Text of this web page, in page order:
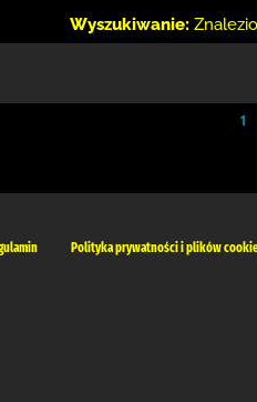
Wyszukiwanie:
1
Polityka prywatności i plików